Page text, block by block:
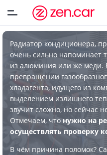
Радиатор кондиционера,
очень сильно напоминает
из алюминия или же меди.
превращении
хладагента, идущего из
выделением излишнего
звучит сложно, но сейчас
Отмечаем, что нужно на
осуществлять проверку
В чём причина поломок?